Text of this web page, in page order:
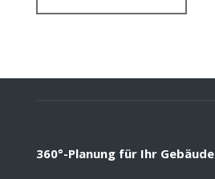
360°-Planung für Ihr Gebäude